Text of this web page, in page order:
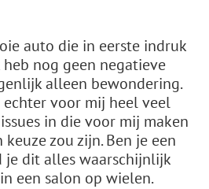
auto die in eerste indruk
nog geen negatieve
alleen bewondering.
voor mij heel veel
in die voor mij maken
zou zijn. Ben je een
je dit alles waarschijnlijk
een salon op wielen.